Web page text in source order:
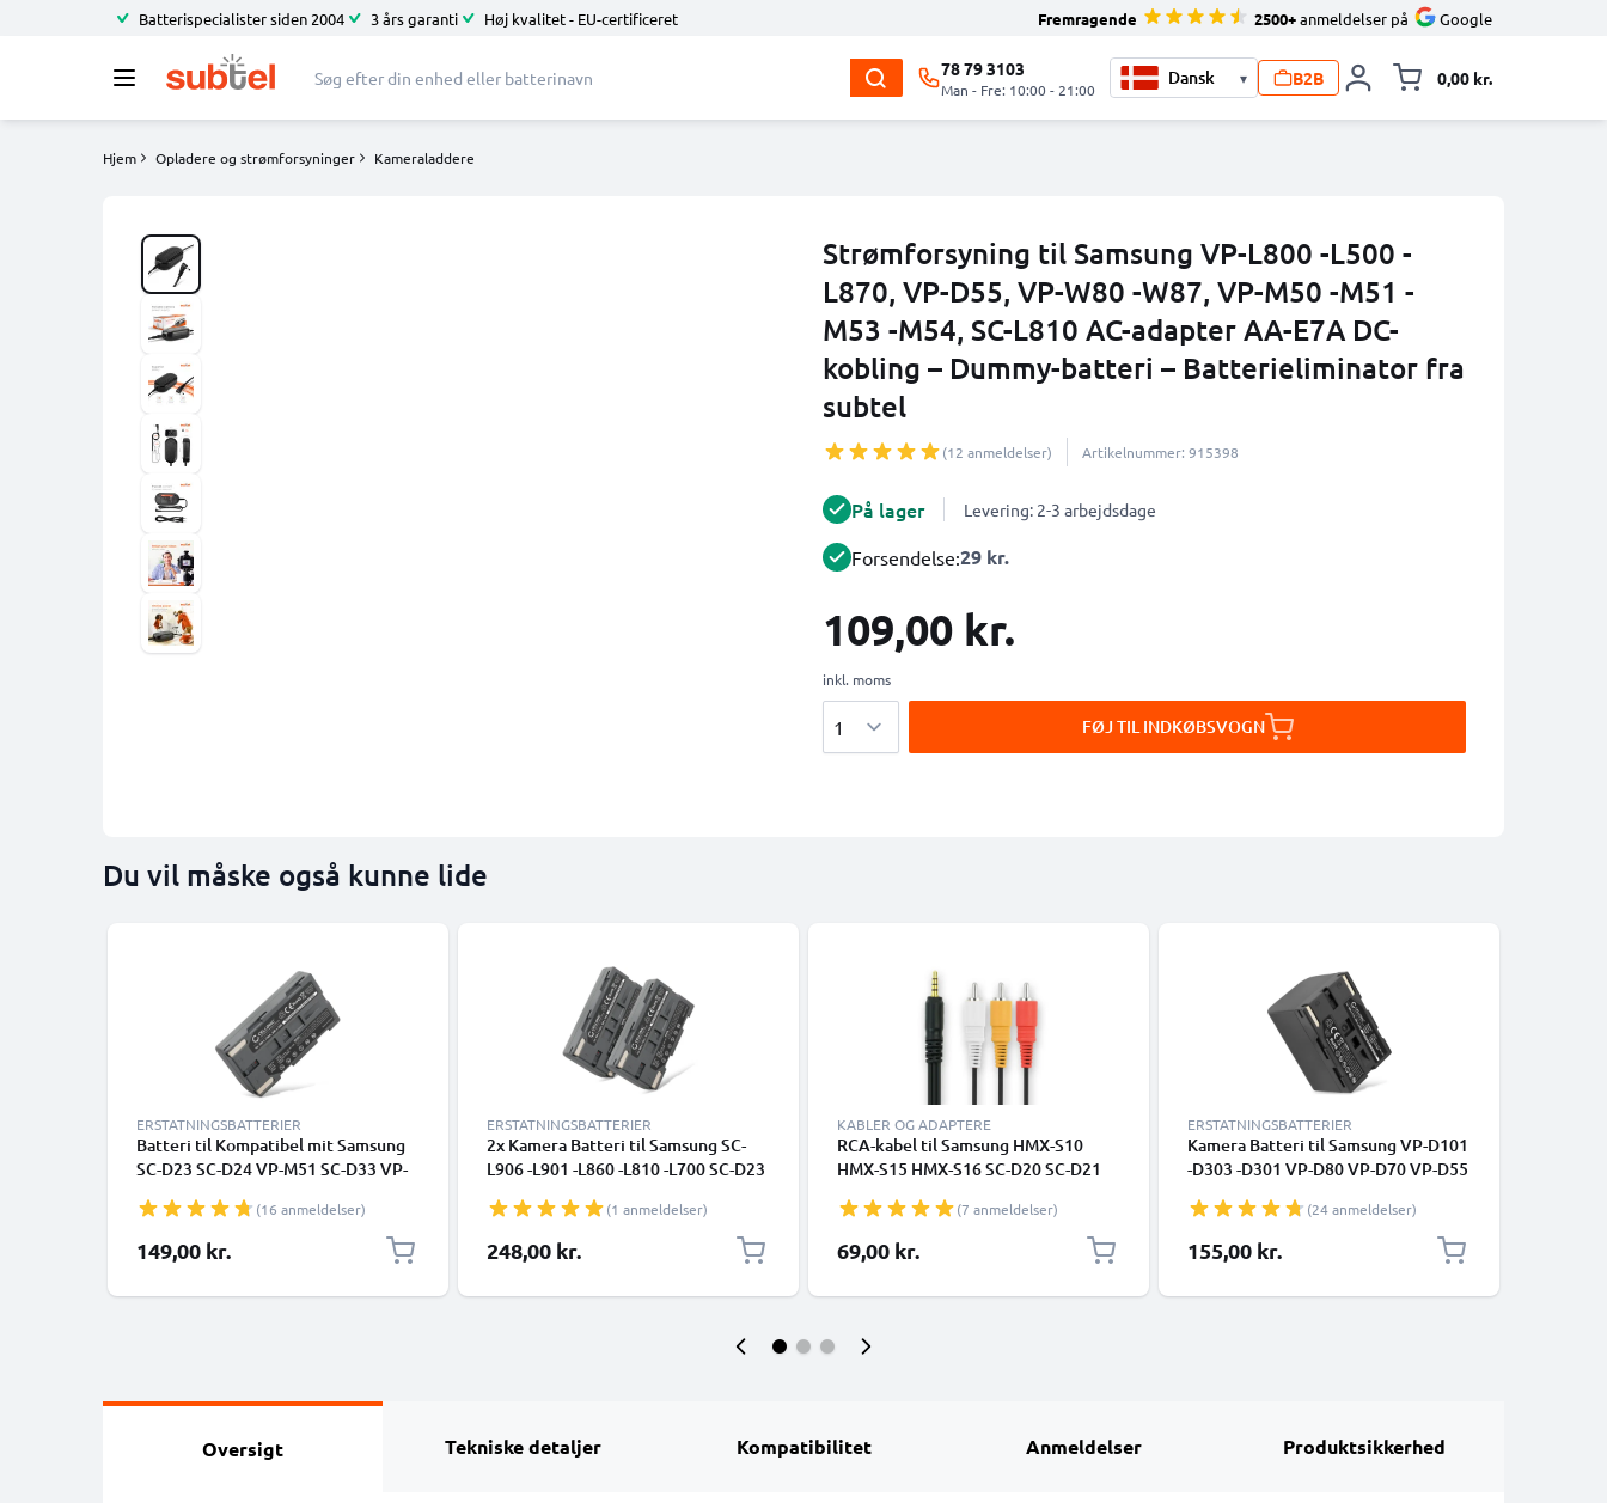
Batterispecialister siden 2004 3 års garanti Høj kvalitet - EU-certificeret Fremragende 2500+anmeldelser på Google
78 79 3103
Man - Fre: 10:00 - 21:00
▾ B2B 0,00 kr.
Hjem Opladere og strømforsyninger Kameraladdere
Strømforsyning til Samsung VP-L800 -L500 -
L870, VP-D55, VP-W80 -W87, VP-M50 -M51 -
M53 -M54, SC-L810 AC-adapter AA-E7A DC-
kobling – Dummy-batteri – Batterieliminator fra
subtel
(12 anmeldelser) Artikelnummer: 915398
På lager Levering: 2-3 arbejdsdage
Forsendelse:29 kr.
109,00 kr.
inkl. moms
FØJ TIL INDKØBSVOGN
Du vil måske også kunne lide
ERSTATNINGSBATTERIER
Batteri til Kompatibel mit Samsung
SC-D23 SC-D24 VP-M51 SC-D33 VP-
SC-D86 VM-A300 SC-D67 VM-A320
VP-L700 VP-M50 SC-L700 VM-A400
Kompatibel mit Medion MD9014
(16 anmeldelser)
149,00 kr.
ERSTATNINGSBATTERIER
2x Kamera Batteri til Samsung SC-
L906 -L901 -L860 -L810 -L700 SC-D23
-L900 -L700 -L600 -L600 - SB-L110A -
L160 -L320 -L480 1850mAh
Udskiftsningsbatteri til kamera
(1 anmeldelser)
248,00 kr.
KABLER OG ADAPTERE
RCA-kabel til Samsung HMX-S10
HMX-S15 HMX-S16 SC-D20 SC-D21
Kamera, Konsol – AV-kabel, RCA-stik,
Audio-Video Composite AV-kabel
(7 anmeldelser)
69,00 kr.
ERSTATNINGSBATTERIER
Kamera Batteri til Samsung VP-D101
-D303 -D301 VP-D80 VP-D70 VP-D55
Medion MD9090 - SB-L110 SB-L220
SB-LS110 3000mAh
Udskiftsningsbatteri til kamera
(24 anmeldelser)
155,00 kr.
Oversigt Tekniske detaljer Kompatibilitet Anmeldelser Produktsikkerhed